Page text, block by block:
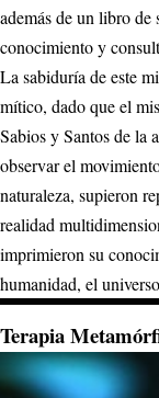
además de un libro
conocimiento y
La sabiduría de este
mítico, dado que el
Sabios y Santos de la
observar el
naturaleza, supieron
realidad
imprimieron su
humanidad, el
Terapia